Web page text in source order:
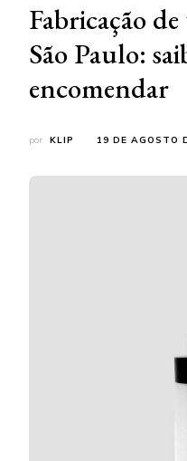
Fabricação
São Paulo:
encomendar
por KLIP 19 DE AGOSTO